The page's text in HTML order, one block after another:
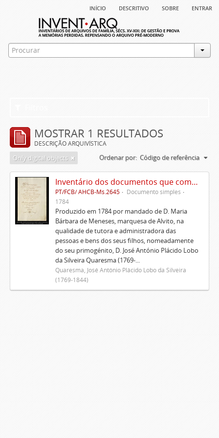
início descritivo sobre entrar
MOSTRAR 1 RESULTADOS
DESCRIÇÃO ARQUIVÍSTICA
Only digital objects Ordenar por: Código de referência
Inventário dos documentos que compõem o cartório da Casa de Alvito
PT/FCB/ AHCB-Ms.2645
Documento simples
1784
Produzido em 1784 por mandado de D. Maria
Bárbara de Meneses, marquesa de Alvito, na
qualidade de tutora e administradora das
pessoas e bens dos seus filhos, nomeadamente
do seu primogénito, D. José António Plácido Lobo
da Silveira Quaresma (1769-...
Quaresma, José António Plácido Lobo da Silveira
(1769-1844)